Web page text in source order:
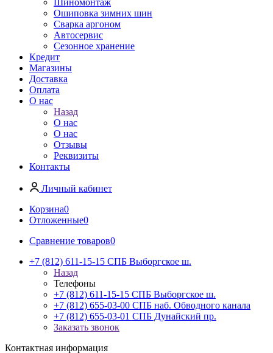
Ошиповка зимних шин
Сварка аргоном
Автосервис
Сезонное хранение
Кредит
Магазины
Доставка
Оплата
О нас
Назад
О нас
О нас
Отзывы
Реквизиты
Контакты
Личный кабинет
Корзина0
Отложенные0
Сравнение товаров0
+7 (812) 611-15-15 СПБ Выборгское ш.
Назад
Телефоны
+7 (812) 611-15-15 СПБ Выборгское ш.
+7 (812) 655-03-00 СПБ наб. Обводного канала
+7 (812) 655-03-01 СПБ Дунайский пр.
Заказать звонок
Контактная информация